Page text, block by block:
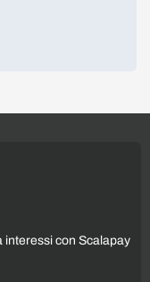
interessi con Scalapay